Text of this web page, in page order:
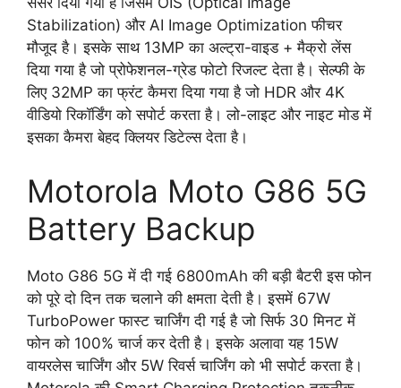
Stabilization) और AI Image Optimization फीचर
मौजूद है। इसके साथ 13MP का अल्ट्रा-वाइड + मैक्रो लेंस
दिया गया है जो प्रोफेशनल-ग्रेड फोटो रिजल्ट देता है। सेल्फी के
लिए 32MP का फ्रंट कैमरा दिया गया है जो HDR और 4K
वीडियो रिकॉर्डिंग को सपोर्ट करता है। लो-लाइट और नाइट मोड में
इसका कैमरा बेहद क्लियर डिटेल्स देता है।
Motorola Moto G86 5G
Battery Backup
Moto G86 5G में दी गई 6800mAh की बड़ी बैटरी इस फोन
को पूरे दो दिन तक चलाने की क्षमता देती है। इसमें 67W
TurboPower फास्ट चार्जिंग दी गई है जो सिर्फ 30 मिनट में
फोन को 100% चार्ज कर देती है। इसके अलावा यह 15W
वायरलेस चार्जिंग और 5W रिवर्स चार्जिंग को भी सपोर्ट करता है।